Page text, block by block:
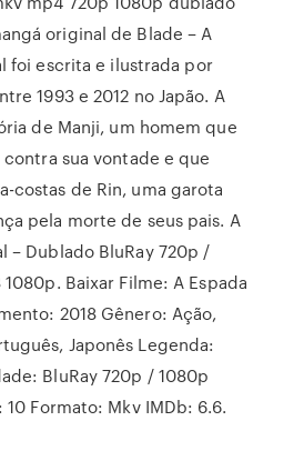
original de Blade – A
foi escrita e ilustrada por
1993 e 2012 no Japão. A
de Manji, um homem que
sua vontade e que
costas de Rin, uma garota
pela morte de seus pais. A
– Dublado BluRay 720p /
1080p. Baixar Filme: A Espada
2018 Gênero: Ação,
Japonês Legenda:
BluRay 720p / 1080p
Formato: Mkv IMDb: 6.6.